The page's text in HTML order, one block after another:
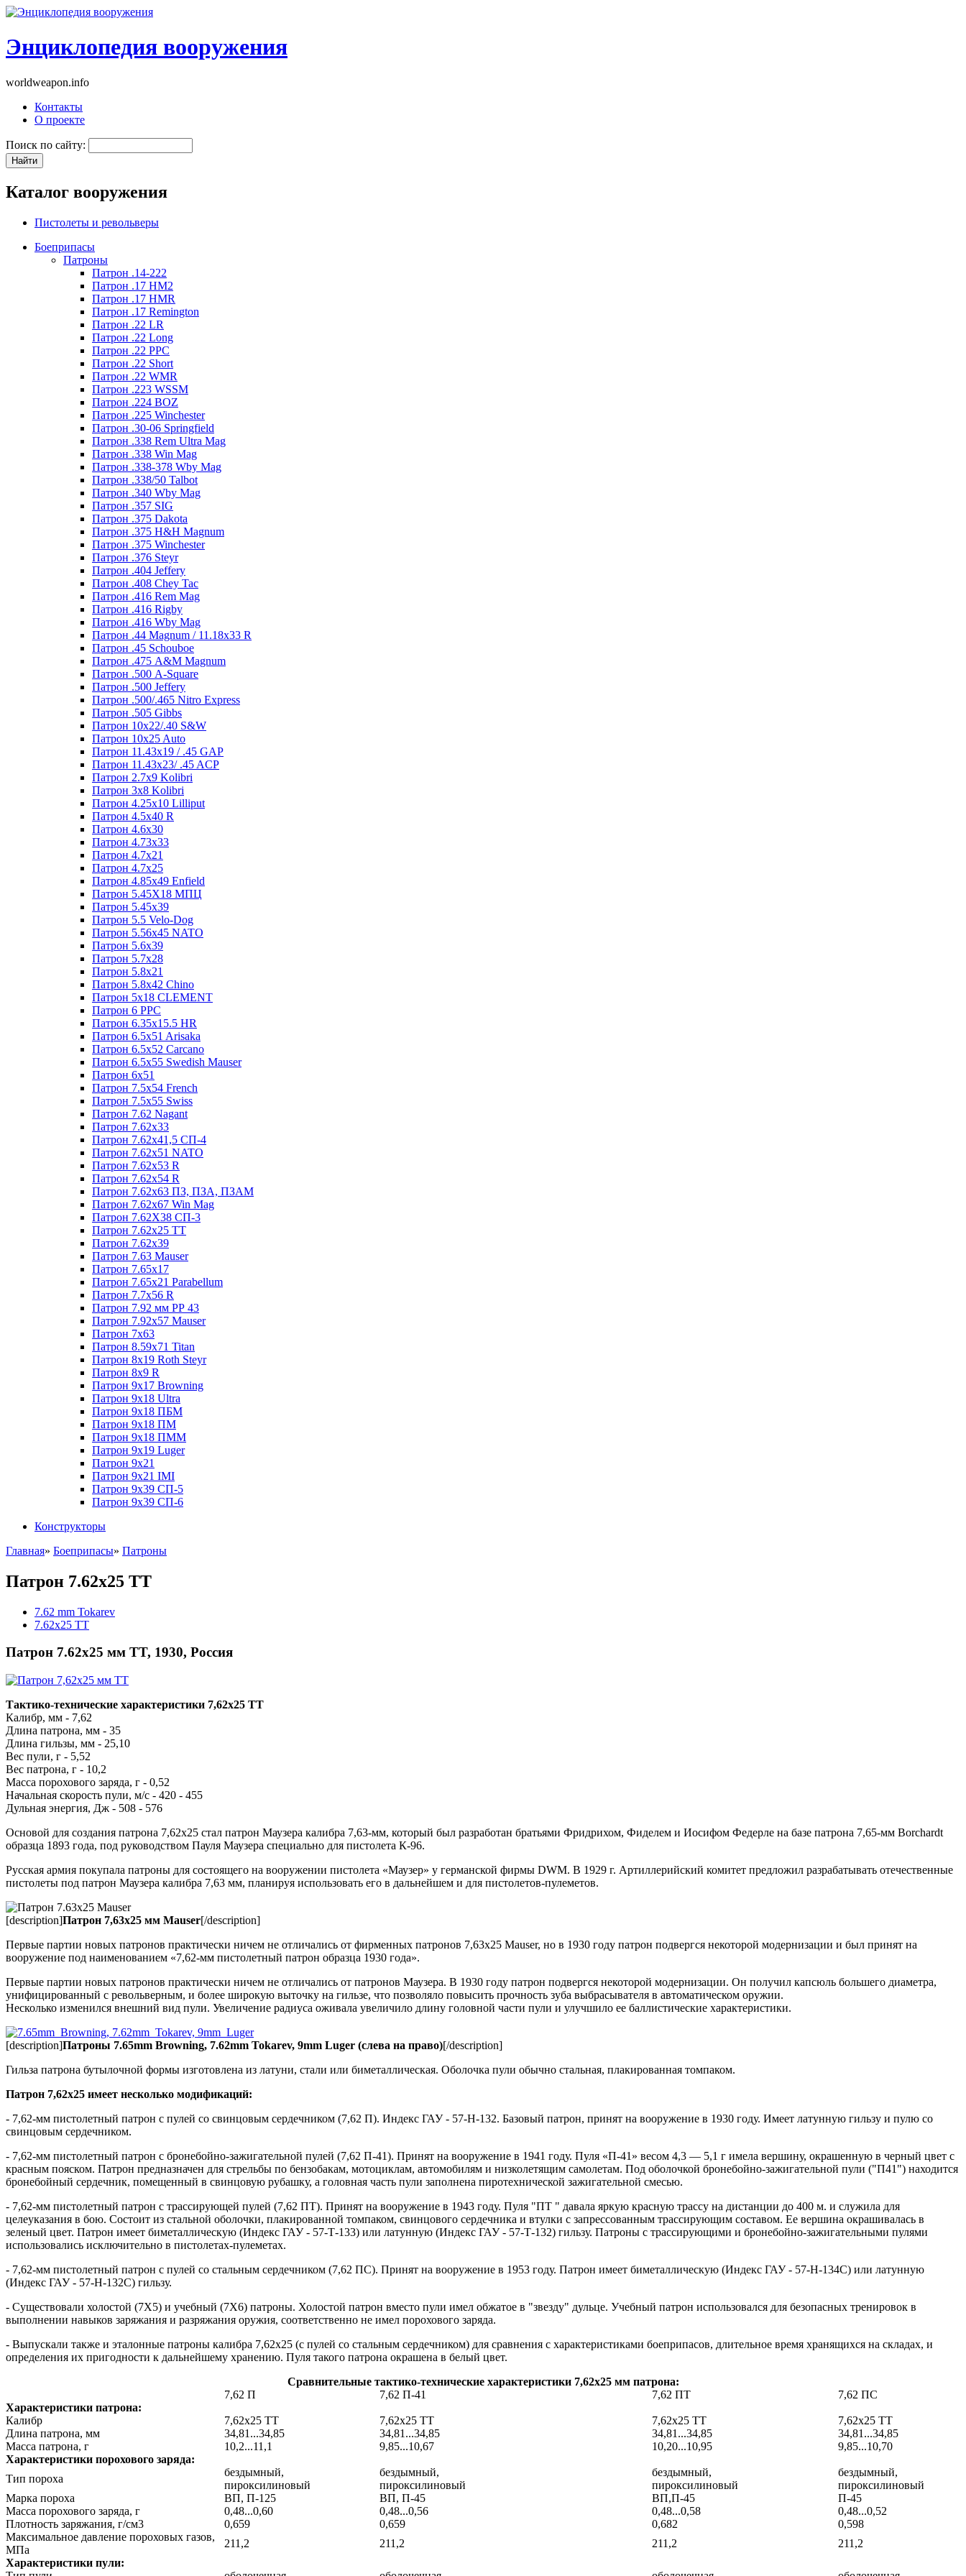
Энциклопедия вооружения
worldweapon.info
Контакты
О проекте
Поиск по сайту:
Каталог вооружения
Пистолеты и револьверы
Боеприпасы
Патроны
Патрон .14-222
Патрон .17 HM2
Патрон .17 HMR
Патрон .17 Remington
Патрон .22 LR
Патрон .22 Long
Патрон .22 PPC
Патрон .22 Short
Патрон .22 WMR
Патрон .223 WSSM
Патрон .224 BOZ
Патрон .225 Winchester
Патрон .30-06 Springfield
Патрон .338 Rem Ultra Mag
Патрон .338 Win Mag
Патрон .338-378 Wby Mag
Патрон .338/50 Talbot
Патрон .340 Wby Mag
Патрон .357 SIG
Патрон .375 Dakota
Патрон .375 H&H Magnum
Патрон .375 Winchester
Патрон .376 Steyr
Патрон .404 Jeffery
Патрон .408 Chey Tac
Патрон .416 Rem Mag
Патрон .416 Rigby
Патрон .416 Wby Mag
Патрон .44 Magnum / 11.18x33 R
Патрон .45 Schouboe
Патрон .475 A&M Magnum
Патрон .500 A-Square
Патрон .500 Jeffery
Патрон .500/.465 Nitro Express
Патрон .505 Gibbs
Патрон 10x22/.40 S&W
Патрон 10x25 Auto
Патрон 11.43x19 / .45 GAP
Патрон 11.43x23/ .45 ACP
Патрон 2.7x9 Kolibri
Патрон 3x8 Kolibri
Патрон 4.25x10 Lilliput
Патрон 4.5x40 R
Патрон 4.6x30
Патрон 4.73x33
Патрон 4.7x21
Патрон 4.7x25
Патрон 4.85x49 Enfield
Патрон 5.45X18 МПЦ
Патрон 5.45х39
Патрон 5.5 Velo-Dog
Патрон 5.56х45 NATO
Патрон 5.6х39
Патрон 5.7x28
Патрон 5.8x21
Патрон 5.8x42 Chino
Патрон 5x18 CLEMENT
Патрон 6 PPC
Патрон 6.35x15.5 HR
Патрон 6.5x51 Arisaka
Патрон 6.5x52 Cаrсаnо
Патрон 6.5x55 Swedish Mauser
Патрон 6x51
Патрон 7.5x54 French
Патрон 7.5x55 Swiss
Патрон 7.62 Nagant
Патрон 7.62x33
Патрон 7.62x41,5 СП-4
Патрон 7.62x51 NATO
Патрон 7.62x53 R
Патрон 7.62x54 R
Патрон 7.62x63 ПЗ, ПЗА, ПЗАМ
Патрон 7.62x67 Win Mag
Патрон 7.62Х38 СП-3
Патрон 7.62х25 TT
Патрон 7.62х39
Патрон 7.63 Mauser
Патрон 7.65x17
Патрон 7.65x21 Parabellum
Патрон 7.7x56 R
Патрон 7.92 мм РР 43
Патрон 7.92x57 Mauser
Патрон 7x63
Патрон 8.59x71 Titan
Патрон 8x19 Roth Steyr
Патрон 8x9 R
Патрон 9x17 Browning
Патрон 9x18 Ultra
Патрон 9x18 ПБМ
Патрон 9x18 ПМ
Патрон 9x18 ПММ
Патрон 9x19 Luger
Патрон 9x21
Патрон 9x21 IMI
Патрон 9x39 СП-5
Патрон 9x39 СП-6
Конструкторы
Главная» Боеприпасы» Патроны
Патрон 7.62х25 TT
7.62 mm Tokarev
7.62х25 TT
Патрон 7.62х25 мм TT, 1930, Россия
Тактико-технические характеристики 7,62х25 TT
Калибр, мм - 7,62
Длина патрона, мм - 35
Длина гильзы, мм - 25,10
Вес пули, г - 5,52
Вес патрона, г - 10,2
Масса порохового заряда, г - 0,52
Начальная скорость пули, м/с - 420 - 455
Дульная энергия, Дж - 508 - 576
Основой для создания патрона 7,62x25 стал патрон Маузера калибра 7,63-мм, который был разработан братьями Фридрихом, Фиделем и Иосифом Федерле на базе патрона 7,65-мм Borchardt
образца 1893 года, под руководством Пауля Маузера специально для пистолета К-96.
Русская армия покупала патроны для состоящего на вооружении пистолета «Маузер» у германской фирмы DWM. В 1929 г. Артиллерийский комитет предложил разрабатывать отечественные
пистолеты под патрон Маузера калибра 7,63 мм, планируя использовать его в дальнейшем и для пистолетов-пулеметов.
[description]Патрон 7,63х25 мм Mauser[/description]
Первые партии новых патронов практически ничем не отличались от фирменных патронов 7,63х25 Mauser, но в 1930 году патрон подвергся некоторой модернизации и был принят на
вооружение под наименованием «7,62-мм пистолетный патрон образца 1930 года».
Первые партии новых патронов практически ничем не отличались от патронов Маузера. В 1930 году патрон подвергся некоторой модернизации. Он получил капсюль большего диаметра,
унифицированный с револьверным, и более широкую выточку на гильзе, что позволяло повысить прочность зуба выбрасывателя в автоматическом оружии.
Несколько изменился внешний вид пули. Увеличение радиуса оживала увеличило длину головной части пули и улучшило ее баллистические характеристики.
[description]Патроны 7.65mm Browning, 7.62mm Tokarev, 9mm Luger (слева на право)[/description]
Гильза патрона бутылочной формы изготовлена из латуни, стали или биметаллическая. Оболочка пули обычно стальная, плакированная томпаком.
Патрон 7,62х25 имеет несколько модификаций:
- 7,62-мм пистолетный патрон с пулей со свинцовым сердечником (7,62 П). Индекс ГАУ - 57-Н-132. Базовый патрон, принят на вооружение в 1930 году. Имеет латунную гильзу и пулю со
свинцовым сердечником.
- 7,62-мм пистолетный патрон с бронебойно-зажигательной пулей (7,62 П-41). Принят на вооружение в 1941 году. Пуля «П-41» весом 4,3 — 5,1 г имела вершину, окрашенную в черный цвет с
красным пояском. Патрон предназначен для стрельбы по бензобакам, мотоциклам, автомобилям и низколетящим самолетам. Под оболочкой бронебойно-зажигательной пули ("П41") находится
бронебойный сердечник, помещенный в свинцовую рубашку, а головная часть пули заполнена пиротехнической зажигательной смесью.
- 7,62-мм пистолетный патрон с трассирующей пулей (7,62 ПТ). Принят на вооружение в 1943 году. Пуля "ПТ " давала яркую красную трассу на дистанции до 400 м. и служила для
целеуказания в бою. Состоит из стальной оболочки, плакированной томпаком, свинцового сердечника и втулки с запрессованным трассирующим составом. Ее вершина окрашивалась в
зеленый цвет. Патрон имеет биметаллическую (Индекс ГАУ - 57-Т-133) или латунную (Индекс ГАУ - 57-Т-132) гильзу. Патроны с трассирующими и бронебойно-зажигательными пулями
использовались исключительно в пистолетах-пулеметах.
- 7,62-мм пистолетный патрон с пулей со стальным сердечником (7,62 ПС). Принят на вооружение в 1953 году. Патрон имеет биметаллическую (Индекс ГАУ - 57-Н-134С) или латунную
(Индекс ГАУ - 57-Н-132С) гильзу.
- Существовали холостой (7Х5) и учебный (7Х6) патроны. Холостой патрон вместо пули имел обжатое в "звезду" дульце. Учебный патрон использовался для безопасных тренировок в
выполнении навыков заряжания и разряжания оружия, соответственно не имел порохового заряда.
- Выпускали также и эталонные патроны калибра 7,62х25 (с пулей со стальным сердечником) для сравнения с характеристиками боеприпасов, длительное время хранящихся на складах, и
определения их пригодности к дальнейшему хранению. Пуля такого патрона окрашена в белый цвет.
Сравнительные тактико-технические характеристики 7,62x25 мм патрона:
7,62 П
7,62 П-41 7,62 ПТ
7,62 ПС
Характеристики патрона:
Калибр
7,62x25 ТТ 7,62x25 ТТ 7,62x25 ТТ
7,62x25 ТТ
Длина патрона, мм
34,81...34,85 34,81...34,85 34,81...34,85
34,81...34,85
Масса патрона, г
10,2...11,1 9,85...10,67 10,20...10,95
9,85...10,70
Характеристики порохового заряда:
Тип пороха
бездымный,
пироксилиновый
бездымный,
пироксилиновый
бездымный,
пироксилиновый
бездымный,
пироксилиновый
Марка пороха
ВП, П-125 ВП, П-45 ВП,П-45
П-45
Масса порохового заряда, г
0,48...0,60 0,48...0,56 0,48...0,58
0,48...0,52
Плотность заряжания, г/см3
0,659 0,659 0,682
0,598
Максимальное давление пороховых газов,
МПа
211,2 211,2 211,2
211,2
Характеристики пули: